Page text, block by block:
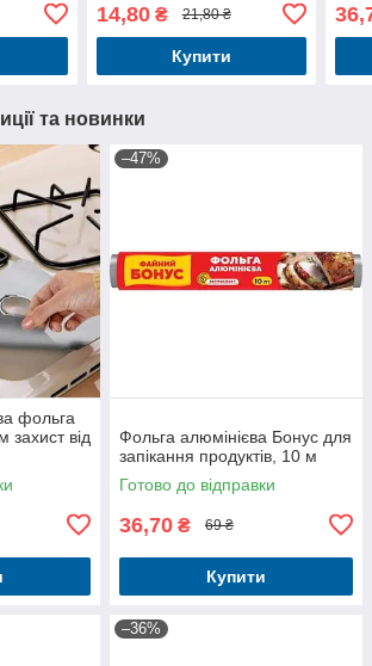
14,80₴ 21,80 ₴
Купити
та новинки
фольга
захист від
–47%
Фольга алюмінієва Бонус для
запікання продуктів, 10 м
Готово до відправки
36,70 ₴ 69 ₴
Купити
–36%